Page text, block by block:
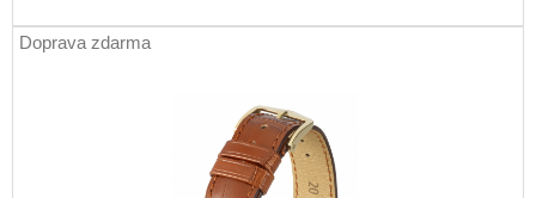
Doprava zdarma